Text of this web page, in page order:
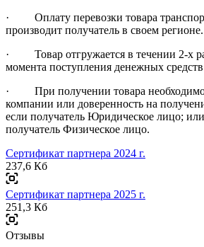
· Оплату перевозки товара
производит получатель в своем регионе.
· Товар отгружается в течении 2-х
момента поступления денежных
· При получении товара необходимо
компании или доверенность на
если получатель Юридическое лицо;
получатель Физическое лицо.
Сертификат партнера 2024 г.
237,6 Кб
Сертификат партнера 2025 г.
251,3 Кб
Отзывы